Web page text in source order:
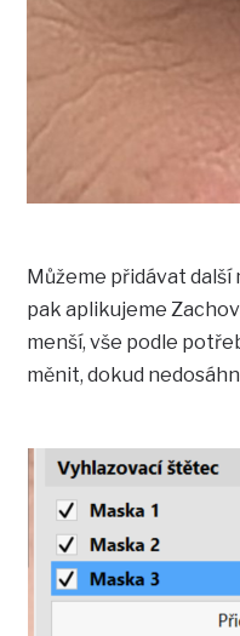
Můžeme přidávat další
pak aplikujeme
menší, vše podle
měnit, dokud